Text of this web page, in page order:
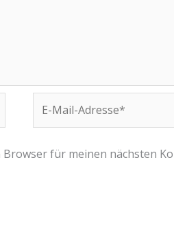
Mail-
für meinen nächsten